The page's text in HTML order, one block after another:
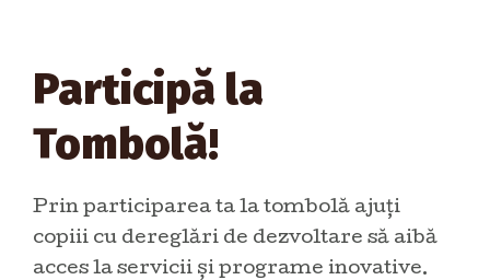
Participă la
Tombolă!
Prin participarea ta la tombolă ajuți
copiii cu dereglări de dezvoltare să aibă
acces la servicii și programe inovative.